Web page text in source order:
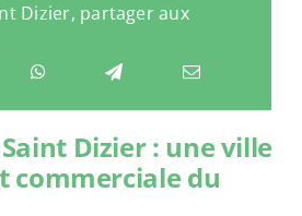
Dizier, partager aux
Dizier : une ville
commerciale du